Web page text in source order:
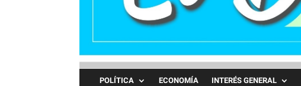
POLÍTICA ECONOMÍA INTERÉS GENERAL